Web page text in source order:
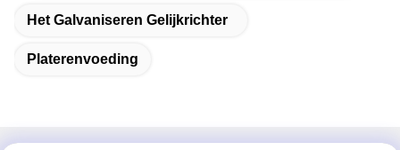
Het Galvaniseren Gelijkrichter
Platerenvoeding